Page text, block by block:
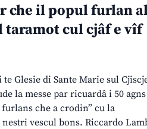
che il popul furlan
taramot cul cjâf e vîf
Glesie di Sante Marie sul
la messe par ricuardâ i 50 agns
che a crodin” cu la
vescul bons. Riccardo